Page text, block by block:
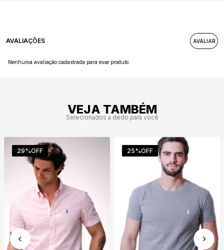
AVALIAÇÕES
Nenhuma avaliação cadastrada para esse produto.
VEJA TAMBÉM
Selecionados a dedo para você
29%OFF 25%OFF